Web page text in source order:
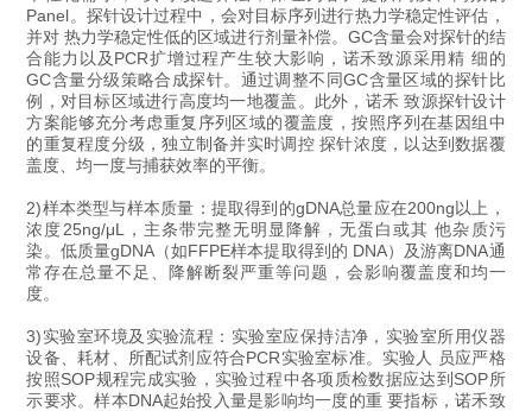
Panel。探针设计过程中，会对目标序列进行热力学稳定性评估，
并对 热力学稳定性低的区域进行剂量补偿。GC含量会对探针的结
合能力以及PCR扩增过程产生较大影响，诺禾致源采用精 细的
GC含量分级策略合成探针。通过调整不同GC含量区域的探针比
例，对目标区域进行高度均一地覆盖。此外，诺禾 致源探针设计
方案能够充分考虑重复序列区域的覆盖度，按照序列在基因组中
的重复程度分级，独立制备并实时调控 探针浓度，以达到数据覆
盖度、均一度与捕获效率的平衡。
2)样本类型与样本质量：提取得到的gDNA总量应在200ng以上，
浓度25ng/μL，主条带完整无明显降解，无蛋白或其 他杂质污
染。低质量gDNA（如FFPE样本提取得到的 DNA）及游离DNA通
常存在总量不足、降解断裂严重等问题，会影响覆盖度和均一
度。
3)实验室环境及实验流程：实验室应保持洁净，实验室所用仪器
设备、耗材、所配试剂应符合PCR实验室标准。实验人 员应严格
按照SOP规程完成实验，实验过程中各项质检数据应达到SOP所
示要求。样本DNA起始投入量是影响均一度的重 要指标，诺禾致